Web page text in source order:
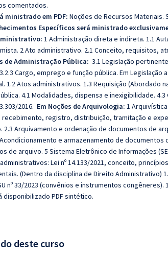
comentados.
ministrado em PDF: Noções de Recursos Materiais.
Específicos será ministrado
1 Administração direta e indireta. 1.1
2 Ato administrativo. 2.1 Conceito, requisitos,
de Administração Pública: 3.1 Legislação
Cargo, emprego e função pública. Em
1.2 Atos administrativos. 1.3 Requisição (Abordado
4.1 Modalidades, dispensa e inexigibilidade.
2016. Em Noções de Arquivologia: 1
registro, distribuição, tramitação e
2.3 Arquivamento e ordenação de documentos de
e armazenamento de documentos
de arquivo. 5 Sistema Eletrônico de Informações
Lei nº 14.133/2021, conceito,
(Dentro da disciplina de Direito Administrativo)
nº 33/2023 (convênios e instrumentos congêneres).
disponibilizado PDF sintético.
deste curso